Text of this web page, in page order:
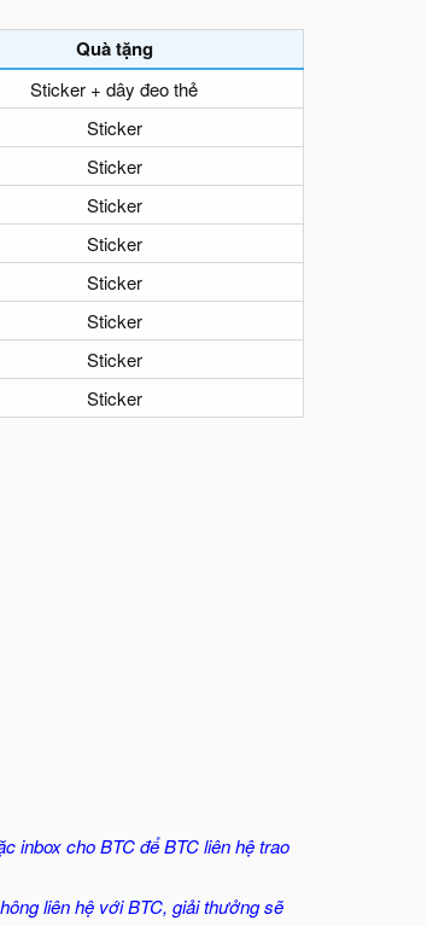
Quà tặng
Sticker + dây đeo thẻ
Sticker
Sticker
Sticker
Sticker
Sticker
Sticker
Sticker
Sticker
inbox cho BTC để BTC liên hệ trao
liên hệ với BTC, giải thưởng sẽ